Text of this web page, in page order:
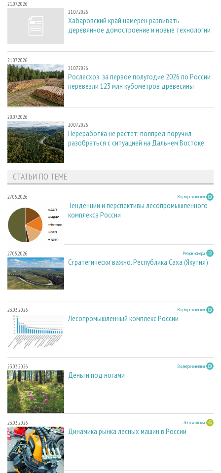
21.07.2026
21.07.2026
Хабаровский край намерен развивать
деревянное домостроение и новые технологии
21.07.2026
21.07.2026
Рослесхоз: за первое полугодие 2026 по России
перевезли 123 млн кубометров древесины
20.07.2026
20.07.2026
Переработка не растёт: полпред поручил
разобраться с ситуацией на Дальнем Востоке
СТАТЬИ ПО ТЕМЕ
27.05.2026 В центре внимания
Тенденции и перспективы лесопромышленного
комплекса России
27.05.2026 Регион номера
Стратегически важно. Республика Саха (Якутия)
23.03.2026 В центре внимания
Лесопромышленный комплекс России
23.03.2026 В центре внимания
Деньги под ногами
23.03.2026 Лесозаготовка
Динамика рынка лесных машин в России